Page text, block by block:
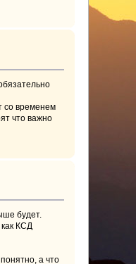
со временем
что важно
будет.
КСД
а что